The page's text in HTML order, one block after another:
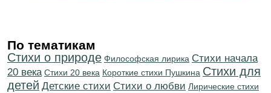
По тематикам
Стихи о природе Философская лирика Cтихи начала
20 века Стихи 20 века Короткие стихи Пушкина Стихи для
детей Детские стихи Стихи о любви Лирические стихи